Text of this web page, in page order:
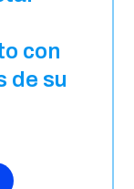
con
de su